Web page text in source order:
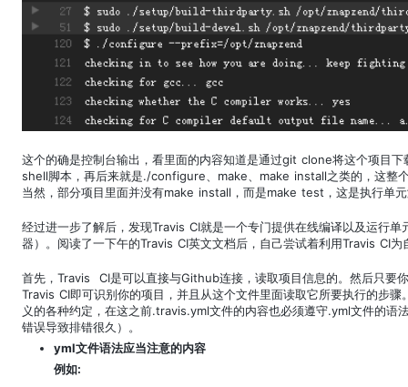
这个的确是控制台输出，看里面的内容知道是通过git clone将这个项目
shell脚本，再后来就是./configure、make、make install之类的，这整
当然，部分项目里面并没有make install，而是make test，这是执行单
经过进一步了解后，发现Travis CI就是一个专门提供在线编译以及运行
器）。阅读了一下午的Travis CI英文文档后，自己尝试着利用Travis CI
首先，Travis CI是可以直接与Github连接，读取项目信息的。然后只要
Travis CI即可识别你的项目，并且从这个文件里面读取它所要执行的步
义的各种约定，在这之前.travis.yml文件的内容也必须遵守.yml文件的语
错误导致排错很久）。
yml文件语法应当注意的内容
例如: